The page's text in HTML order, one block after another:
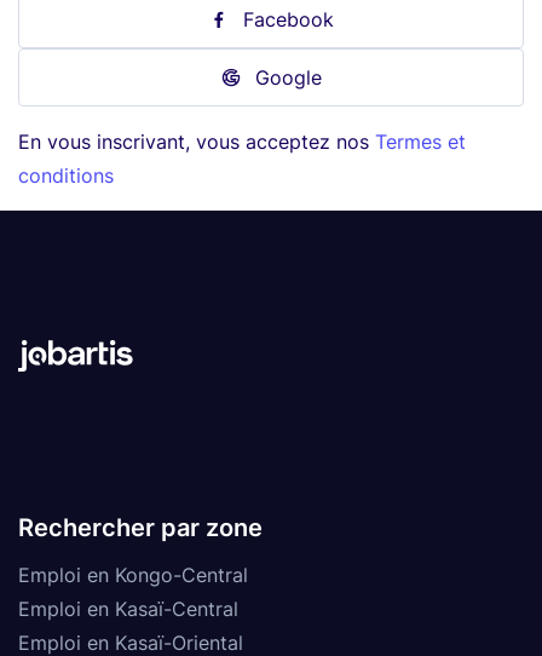
Facebook
Google
En vous inscrivant, vous acceptez nos Termes et
conditions
Rechercher par zone
Emploi en Kongo-Central
Emploi en Kasaï-Central
Emploi en Kasaï-Oriental